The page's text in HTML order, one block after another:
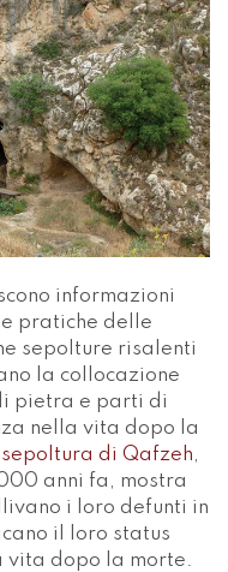
informazioni
pratiche delle
sepolture risalenti
la collocazione
pietra e parti di
nella vita dopo la
di Qafzeh,
anni fa, mostra
i loro defunti in
il loro status
vita dopo la morte.